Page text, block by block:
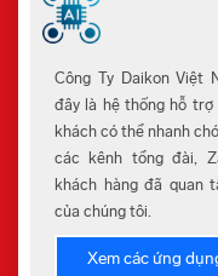
Công Ty Daikon Việt
đây là hệ thống hỗ
khách có thể nhanh
các kênh tổng đài,
khách hàng đã quan
của chúng tôi.
Xem các ứng